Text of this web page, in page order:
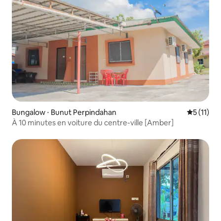
Bungalow ⋅ Bunut Perpindahan
5 (11)
À 10 minutes en voiture du centre-ville [Amber]